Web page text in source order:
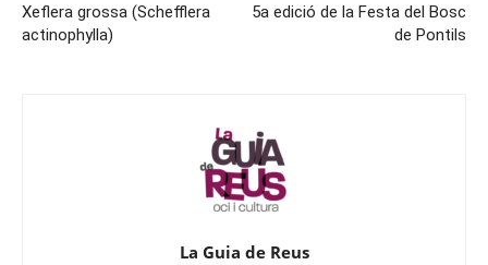
Xeflera grossa (Schefflera
actinophylla)
5a edició de la Festa del Bosc
de Pontils
La Guia de Reus